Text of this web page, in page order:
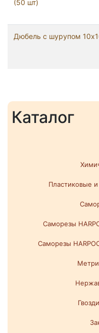
Каталог
Пластиковые
Саморезы
Саморезы
(50 шт)
Дюбель с шурупом